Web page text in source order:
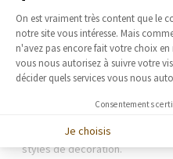
Les cadres mélangeant le bois/
fiables, les plus robustes, les
nombreux avantages.
Par exemple, l’aluminium
contre les aléas climatiques et
Le PVC est un matériau très
styles de décoration.
Plateforme de
On est vraiment très content que le
notre site vous intéresse. Mais
n'avez pas encore fait votre choix
vous nous autorisez à suivre votre
décider quels services vous nous
Consentements
Je choisis
Axeptio